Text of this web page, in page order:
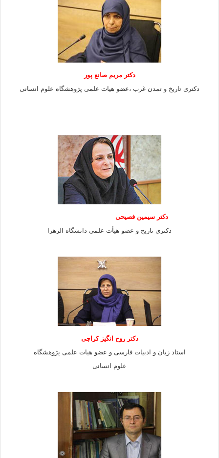
دکتر مریم صانع پور
دکتری تاریخ و تمدن غرب ،عضو هیات علمی پژوهشگاه علوم
انسانی
دکتر سیمین فصیحی
دکتری تاریخ و عضو هیأت علمی دانشگاه الزهرا
دکتر روح انگیز کراچی
استاد زبان و ادبیات فارسی و عضو هیات علمی پژوهشگاه
علوم انسانی